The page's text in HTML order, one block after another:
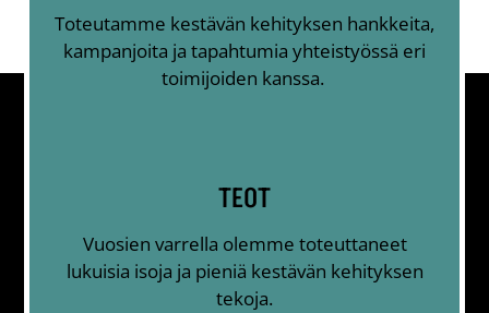
Toteutamme kestävän kehityksen hankkeita,
kampanjoita ja tapahtumia yhteistyössä eri
toimijoiden kanssa.
TEOT
Vuosien varrella olemme toteuttaneet
lukuisia isoja ja pieniä kestävän kehityksen
tekoja.